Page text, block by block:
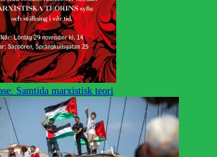
Samtida marxistisk teori